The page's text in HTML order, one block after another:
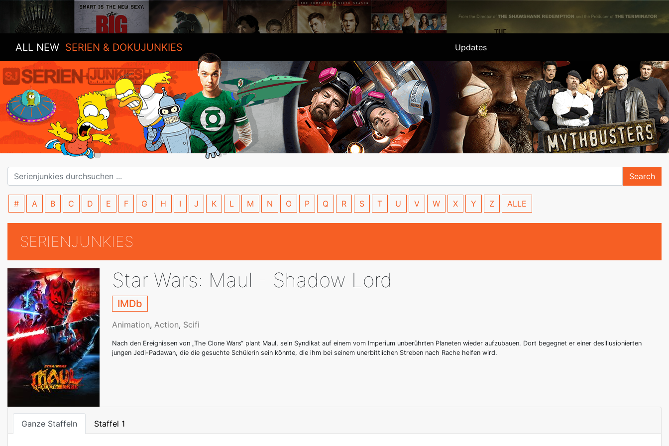
ALL NEW SERIEN & DOKUJUNKIES Updates
Search
# A B C D E F G H I J K L M N O P Q R S T U V W X Y Z ALLE
SERIENJUNKIES
Star Wars: Maul - Shadow Lord
IMDb
Animation, Action, Scifi
Nach den Ereignissen von „The Clone Wars“ plant Maul, sein Syndikat auf einem vom Imperium unberührten Planeten wieder aufzubauen. Dort begegnet er einer desillusionierten
jungen Jedi-Padawan, die die gesuchte Schülerin sein könnte, die ihm bei seinem unerbittlichen Streben nach Rache helfen wird.
Ganze Staffeln Staffel 1